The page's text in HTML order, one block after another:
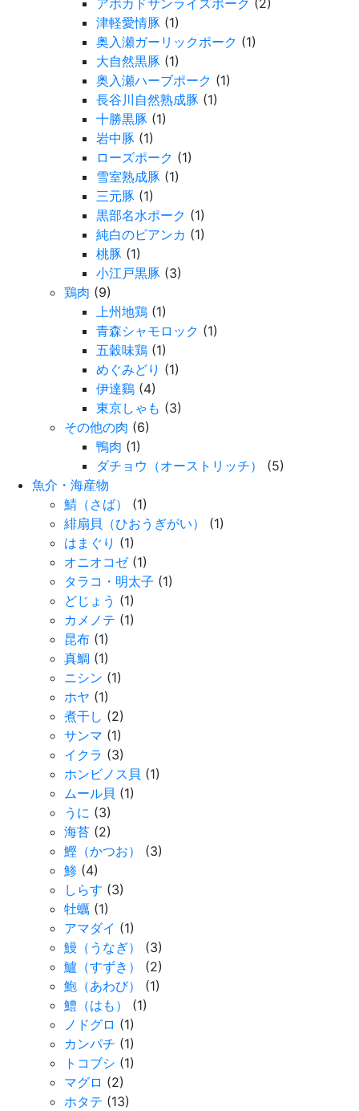
アボカドサンライズポーク (2)
津軽愛情豚 (1)
奥入瀬ガーリックポーク (1)
大自然黒豚 (1)
奥入瀬ハーブポーク (1)
長谷川自然熟成豚 (1)
十勝黒豚 (1)
岩中豚 (1)
ローズポーク (1)
雪室熟成豚 (1)
三元豚 (1)
黒部名水ポーク (1)
純白のビアンカ (1)
桃豚 (1)
小江戸黒豚 (3)
鶏肉 (9)
上州地鶏 (1)
青森シャモロック (1)
五穀味鶏 (1)
めぐみどり (1)
伊達鷄 (4)
東京しゃも (3)
その他の肉 (6)
鴨肉 (1)
ダチョウ（オーストリッチ）
(5)
魚介・海産物
鯖（さば）
(1)
緋扇貝（ひおうぎがい）
(1)
はまぐり (1)
オニオコゼ(1)
タラコ・明太子 (1)
どじょう (1)
カメノテ (1)
昆布 (1)
真鯛 (1)
ニシン (1)
ホヤ (1)
煮干し (2)
サンマ (1)
イクラ (3)
ホンビノス貝 (1)
ムール貝 (1)
うに (3)
海苔 (2)
鰹（かつお）
(3)
鯵 (4)
しらす (3)
牡蠣 (1)
アマダイ (1)
鰻（うなぎ）
(3)
鱸（すずき）
(2)
鮑（あわび）
(1)
鱧（はも）
(1)
ノドグロ (1)
カンパチ (1)
トコブシ (1)
マグロ (2)
ホタテ (13)